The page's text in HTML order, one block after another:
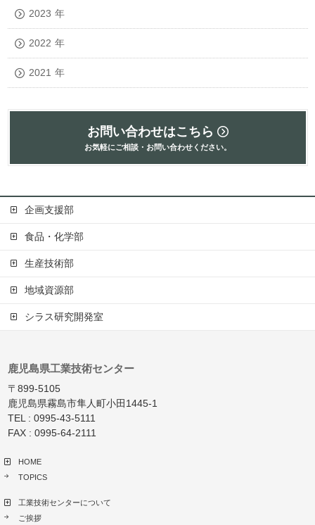
2023 年
2022 年
2021 年
お問い合わせはこちら
お気軽にご相談・お問い合わせください。
企画支援部
食品・化学部
生産技術部
地域資源部
シラス研究開発室
鹿児島県工業技術センター
〒899-5105
鹿児島県霧島市隼人町小田1445-1
TEL : 0995-43-5111
FAX : 0995-64-2111
HOME
TOPICS
工業技術センターについて
ご挨拶